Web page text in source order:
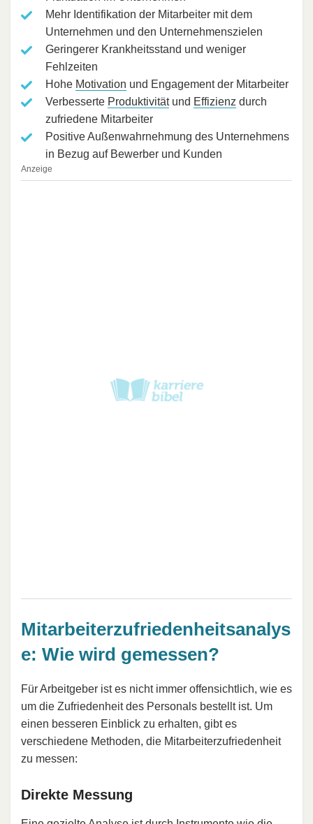
Mehr Identifikation der Mitarbeiter mit dem
Unternehmen und den Unternehmenszielen
Geringerer Krankheitsstand und weniger
Fehlzeiten
Hohe Motivation und Engagement der Mitarbeiter
Verbesserte Produktivitätund Effizienz durch
zufriedene Mitarbeiter
Positive Außenwahrnehmung des Unternehmens
in Bezug auf Bewerber und Kunden
Anzeige
Mitarbeiterzufriedenheitsanalys
e: Wie wird gemessen?
Für Arbeitgeber ist es nicht immer offensichtlich, wie es
um die Zufriedenheit des Personals bestellt ist. Um
einen besseren Einblick zu erhalten, gibt es
verschiedene Methoden, die Mitarbeiterzufriedenheit
zu messen:
Direkte Messung